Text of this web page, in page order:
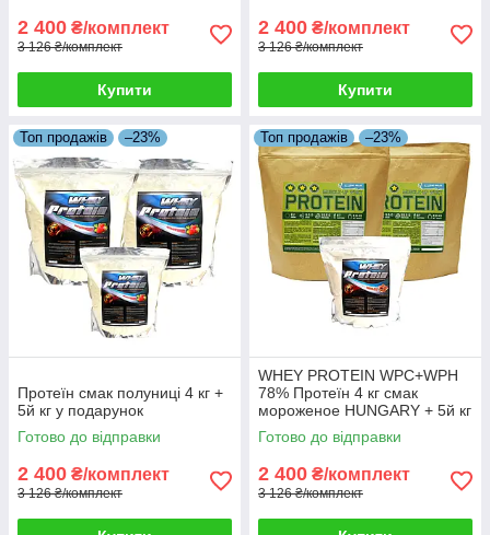
2 400 ₴/комплект
3 126 ₴/комплект
Купити
2 400 ₴/комплект
3 126 ₴/комплект
Купити
Топ продажів –23%
Протеїн смак полуниці 4 кг +
5й кг у подарунок
Готово до відправки
2 400 ₴/комплект
3 126 ₴/комплект
Топ продажів –23%
WHEY PROTEIN WPC+WPH
78% Протеїн 4 кг смак
мороженое HUNGARY + 5й кг
Протеїну в Подарунок!
Готово до відправки
2 400 ₴/комплект
3 126 ₴/комплект